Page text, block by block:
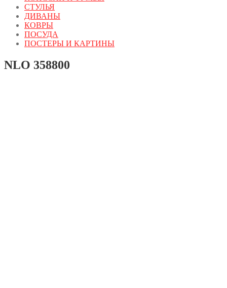
СТУЛЬЯ
ДИВАНЫ
КОВРЫ
ПОСУДА
ПОСТЕРЫ И КАРТИНЫ
NLO 358800